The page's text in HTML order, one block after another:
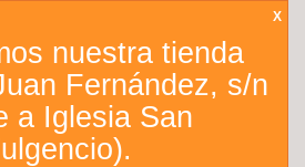
nuestra tienda
Fernández, s/n
a Iglesia San
X